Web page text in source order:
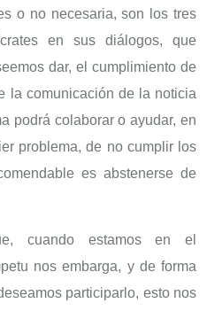
o no necesaria, son los tres
en sus diálogos, que
dar, el cumplimiento de
la comunicación de la noticia
podrá colaborar o ayudar, en
problema, de no cumplir los
es abstenerse de
cuando estamos en el
nos embarga, y de forma
participarlo, esto nos